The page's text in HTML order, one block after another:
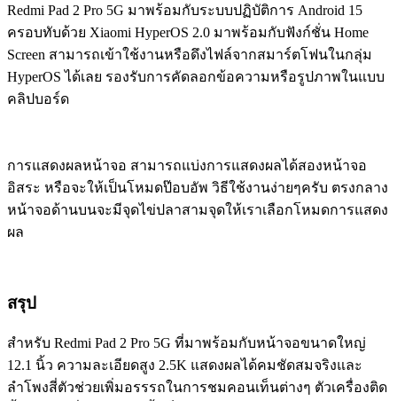
Redmi Pad 2 Pro 5G มาพร้อมกับระบบปฏิบัติการ Android 15
ครอบทับด้วย Xiaomi HyperOS 2.0 มาพร้อมกับฟังก์ชั่น Home
Screen สามารถเข้าใช้งานหรือดึงไฟล์จากสมาร์ตโฟนในกลุ่ม
HyperOS ได้เลย รองรับการคัดลอกข้อความหรือรูปภาพในแบบ
คลิปบอร์ด
การแสดงผลหน้าจอ สามารถแบ่งการแสดงผลได้สองหน้าจอ
อิสระ หรือจะให้เป็นโหมดป๊อบอัพ วิธีใช้งานง่ายๆครับ ตรงกลาง
หน้าจอด้านบนจะมีจุดไข่ปลาสามจุดให้เราเลือกโหมดการแสดง
ผล
สรุป
สำหรับ Redmi Pad 2 Pro 5G ที่มาพร้อมกับหน้าจอขนาดใหญ่
12.1 นิ้ว ความละเอียดสูง 2.5K แสดงผลได้คมชัดสมจริงและ
ลำโพงสี่ตัวช่วยเพิ่มอรรรถในการชมคอนเท็นต่างๆ ตัวเครื่องติด